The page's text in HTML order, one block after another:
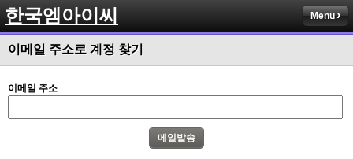
한국엠아이씨 Menu
이메일 주소로 계정 찾기
이메일 주소